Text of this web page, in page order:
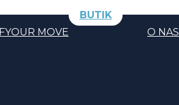
YOUR MOVE
BUTIK
O NAS